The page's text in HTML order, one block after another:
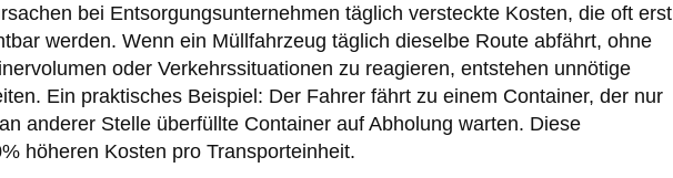
bei Entsorgungsunternehmen täglich versteckte Kosten, die oft erst
werden. Wenn ein Müllfahrzeug täglich dieselbe Route abfährt, ohne
oder Verkehrssituationen zu reagieren, entstehen unnötige
Ein praktisches Beispiel: Der Fahrer fährt zu einem Container, der nur
anderer Stelle überfüllte Container auf Abholung warten. Diese
höheren Kosten pro Transporteinheit.